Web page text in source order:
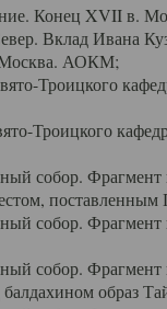
Конец XVII в.
Вклад Ивана
АОКМ;
Троицкого
Троицкого
собор. Фрагмент
собор. Фрагмент
собор. Фрагмент
образ